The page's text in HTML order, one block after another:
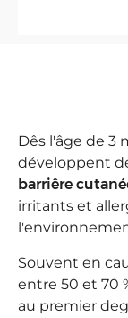
Dês l'âge de 3
développent
barriêre
irritants et
Souvent en
entre 50 et 70
au premier